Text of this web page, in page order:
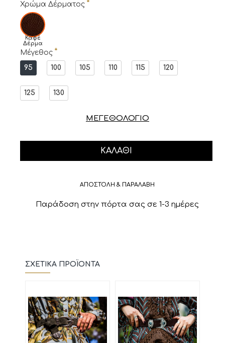
Χρώμα Δέρματος
Καφέ
Δέρμα
Μέγεθος
95
100 105 110 115 120
125 130
ΚΑΛΆΘΙ
ΜΕΓΕΘΟΛΟΓΙΟ
ΑΠΟΣΤΟΛΗ & ΠΑΡΑΛΑΒΗ
Παράδοση στην πόρτα σας σε 1-3 ημέρες
ΣΧΕΤΙΚΆ ΠΡΟΪΌΝΤΑ